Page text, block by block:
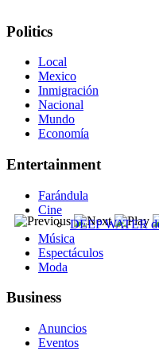
Politics
Local
Mexico
Inmigración
Nacional
Mundo
Economía
Entertainment
Farándula
Cine
DEEP WATER
Música
Espectáculos
Moda
Business
Anuncios
Eventos